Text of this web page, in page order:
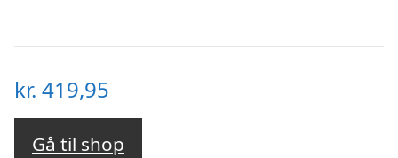
kr. 419,95
Gå til shop